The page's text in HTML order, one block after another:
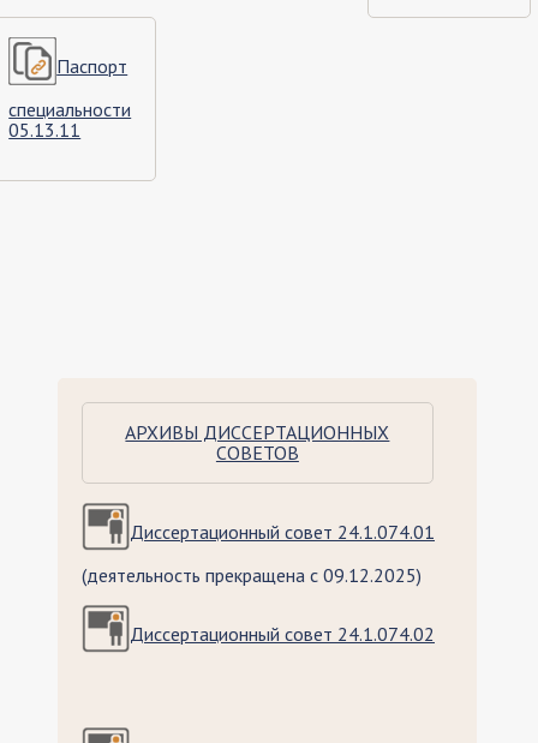
Паспорт
специальности
05.13.11
АРХИВЫ ДИССЕРТАЦИОННЫХ
СОВЕТОВ
Диссертационный совет 24.1.074.01
(деятельность прекращена с 09.12.2025)
Диссертационный совет 24.1.074.02